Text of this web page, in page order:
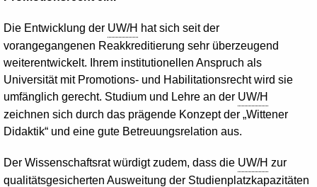
Die Entwicklung der UW/H hat sich seit der
vorangegangenen Reakkreditierung sehr überzeugend
weiterentwickelt. Ihrem institutionellen Anspruch als
Universität mit Promotions- und Habilitationsrecht wird sie
umfänglich gerecht. Studium und Lehre an der UW/H
zeichnen sich durch das prägende Konzept der „Wittener
Didaktik“ und eine gute Betreuungsrelation aus.
Der Wissenschaftsrat würdigt zudem, dass die UW/H zur
qualitätsgesicherten Ausweitung der Studienplatzkapazitäten